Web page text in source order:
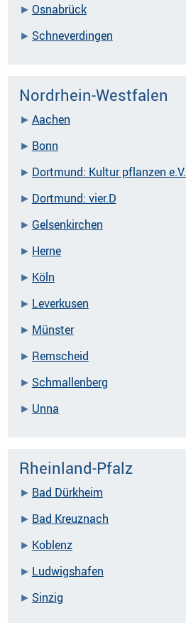
Osnabrück
Schneverdingen
Nordrhein-Westfalen
Aachen
Bonn
Dortmund: Kultur pflanzen e.V.
Dortmund: vier.D
Gelsenkirchen
Herne
Köln
Leverkusen
Münster
Remscheid
Schmallenberg
Unna
Rheinland-Pfalz
Bad Dürkheim
Bad Kreuznach
Koblenz
Ludwigshafen
Sinzig